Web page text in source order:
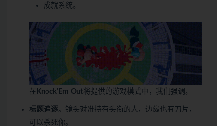
成就系统。
在 Knock’Em Out将提供的游戏模式中，我们强调。
标题追逐。镜头对准持有头衔的人，边缘也有刀片，
可以杀死你。